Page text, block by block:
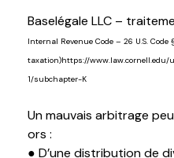
Baselégale LLC –
Internal Revenue Code – 26 U.S.
taxation)https://
1/subchapter-K
Unmauvais arbitrage
ors :
● D’une distribution de